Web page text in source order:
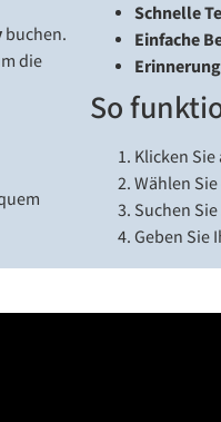
buchen.
die
Schnelle
Einfache
So
Klicken
Wählen
Suchen
Geben Sie